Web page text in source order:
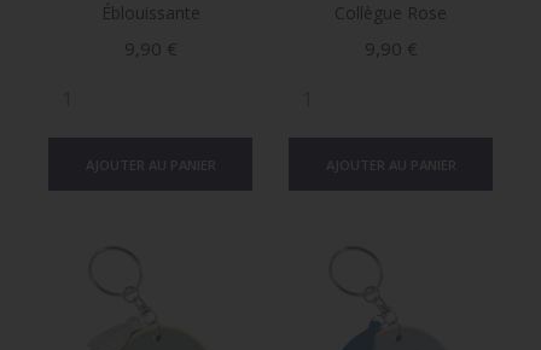
Éblouissante
Prix
9,90 €
Collègue Rose
Prix
9,90 €